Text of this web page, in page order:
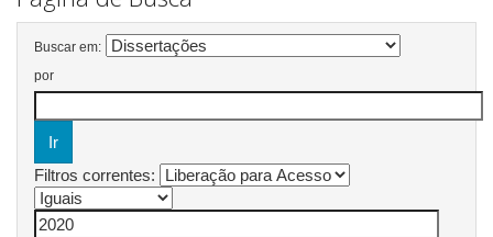
Buscar em:
por
Filtros correntes: